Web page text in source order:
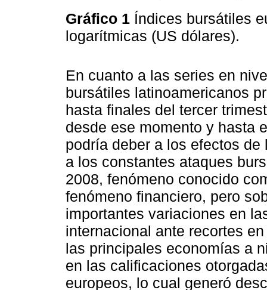
Gráfico 1 Índices bursátiles
logarítmicas (US dólares).
En cuanto a las series en
bursátiles latinoamericanos
hasta finales del tercer
desde ese momento y hasta
podría deber a los efectos
a los constantes ataques
2008, fenómeno conocido
fenómeno financiero, pero
importantes variaciones en
internacional ante recortes
las principales economías a
en las calificaciones
europeos, lo cual generó